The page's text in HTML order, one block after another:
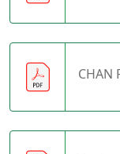
CHAN